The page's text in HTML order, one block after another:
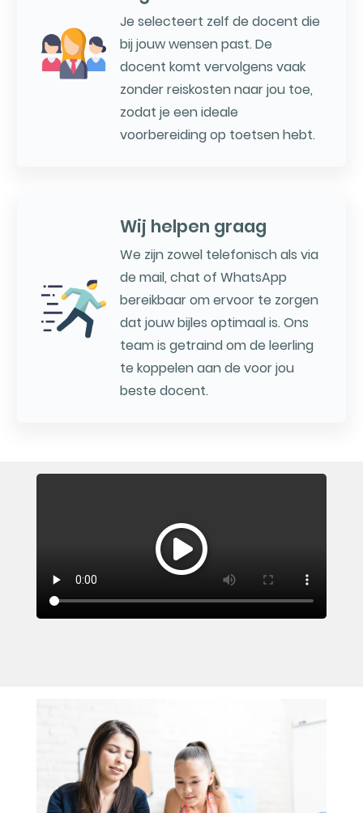
Je selecteert zelf de docent die
bij jouw wensen past. De
docent komt vervolgens vaak
zonder reiskosten naar jou toe,
zodat je een ideale
voorbereiding op toetsen hebt.
Wij helpen graag
We zijn zowel telefonisch als via
de mail, chat of WhatsApp
bereikbaar om ervoor te zorgen
dat jouw bijles optimaal is. Ons
team is getraind om de leerling
te koppelen aan de voor jou
beste docent.